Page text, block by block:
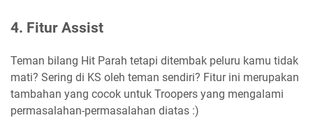
4. Fitur Assist
Teman bilang Hit Parah tetapi ditembak peluru kamu tidak
mati? Sering di KS oleh teman sendiri? Fitur ini merupakan
tambahan yang cocok untuk Troopers yang mengalami
permasalahan-permasalahan diatas :)